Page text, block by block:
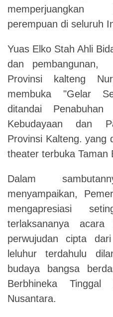
memperjuangkan
perempuan di seluruh
Yuas Elko Stah Ahli
dan pembangunan,
Provinsi kalteng
membuka "Gelar
ditandai
Kebudayaan dan
Provinsi Kalteng. yang
theater terbuka Taman
Dalam
menyampaikan,
mengapresiasi
terlaksananya
perwujudan cipta
leluhur terdahulu
budaya bangsa
Berbhineka
Nusantara.